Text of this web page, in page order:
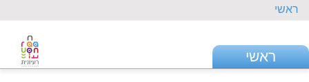
ראשי
ראשי